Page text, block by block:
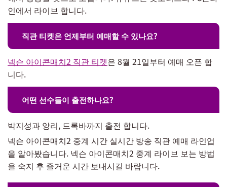
인에서 라이브 합니다.
직관 티켓은 언제부터 예매할 수 있나요?
넥슨 아이콘매치2 직관 티켓은 8월 21일부터 예매 오픈 합
니다.
어떤 선수들이 출전하나요?
박지성과 앙리, 드록바까지 출전 합니다.
넥슨 아이콘매치2 중계 시간 실시간 방송 직관 예매 라인업
을 알아봤습니다. 넥슨 아이콘매치2 중계 라이브 보는 방법
을 숙지 후 즐거운 시간 보내시길 바랍니다.